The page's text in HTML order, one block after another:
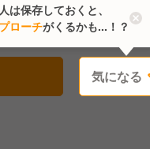
検討中
気になる
気になる
は保存しておくと、
ローチがくるかも...！？